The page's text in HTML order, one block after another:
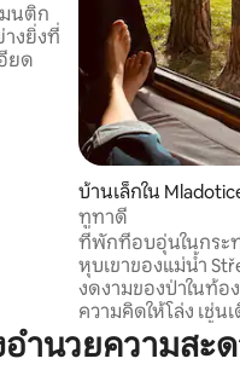
นติก
งยิ่งที่
ยด
บ้านเล็กใน
ทูทาดี
ที่พักที่อบอุ่นในกระ
หุบเขาของแม่น้ำ
งดงามของป่าในท้
ความคิดให้โล่ง เช่นเดียวกับในสมัยก่อนที่
ไม่มีไฟฟ้าและมีน้ำ
ลองใช้วิธีช้าๆ ในการ
อำนวยความสะ